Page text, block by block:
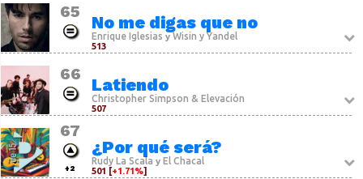
65
No me digas que no
Enrique Iglesias y Wisin y Yandel
513
66
Latiendo
Christopher Simpson & Elevación
507
67
+2
¿Por qué será?
Rudy La Scala y El Chacal
501 [+1.71%]